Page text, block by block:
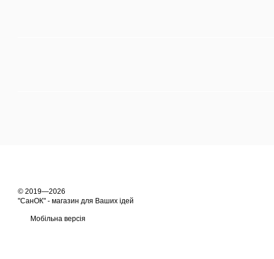
© 2019—2026
"СанОК" - магазин для Ваших ідей
Мобільна версія